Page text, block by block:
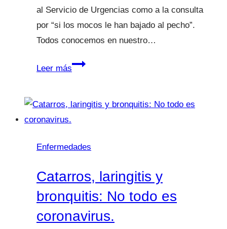
al Servicio de Urgencias como a la consulta
por “si los mocos le han bajado al pecho”.
Todos conocemos en nuestro…
Leer másMi
bronquiolitis
Enfermedades
Catarros, laringitis y
bronquitis: No todo es
coronavirus.